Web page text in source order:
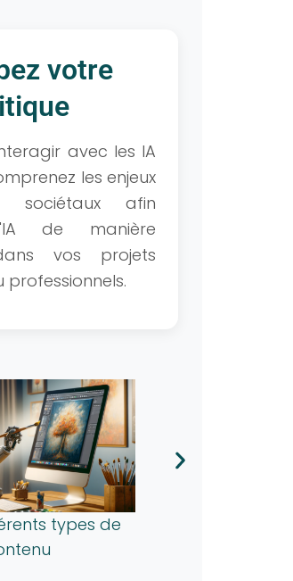
votre
avec les IA
les enjeux
sociétaux afin
de manière
vos projets
professionnels.
comment
fonctione l'IA